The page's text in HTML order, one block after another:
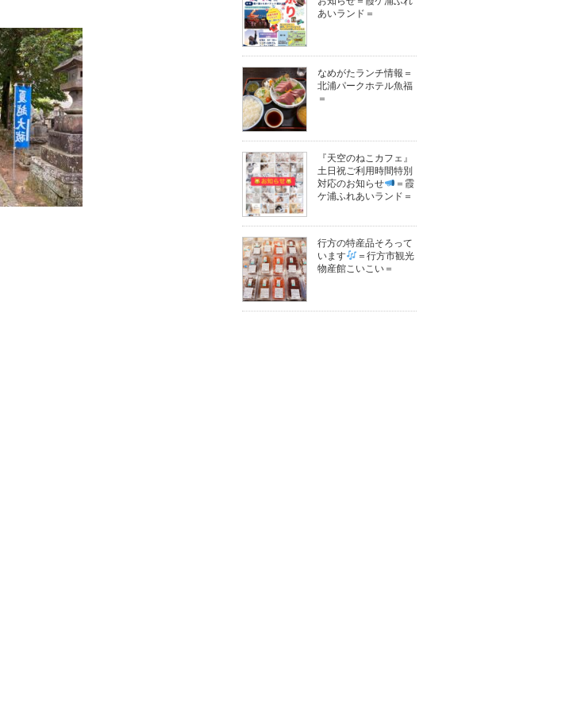
あいランド＝
なめがたランチ情報＝
北浦パークホテル魚福
＝
『天空のねこカフェ』
土日祝ご利用時間特別
対応のお知らせ
＝霞
ケ浦ふれあいランド＝
行方の特産品そろって
います
＝行方市観光
物産館こいこい＝